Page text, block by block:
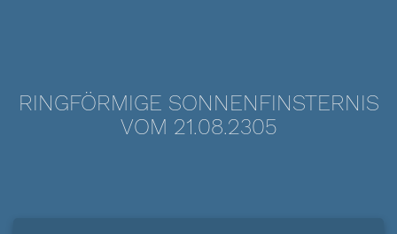
RINGFÖRMIGE SONNENFINSTERNIS
VOM 21.08.2305